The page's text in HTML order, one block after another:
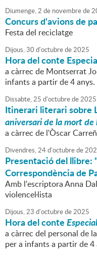
Diumenge,2 de novembrede
Concurs d'avions de
Festa del reciclatge
Dijous,30 d'octubrede2025
Hora del conte
a càrrec de Montserrat
infants a partir de 4 anys.
Dissabte,25 d'octubrede2025
Itinerari literari sobre
aniversari de la mort de
a càrrec de l'Òscar
Divendres,24d'octubrede
Presentació del
Correspondència de
Amb l'escriptora Anna
violencel·lista
Dijous,23 d'octubrede2025
Hora del conte
a càrrec del personal de
per a infants a partir de 4